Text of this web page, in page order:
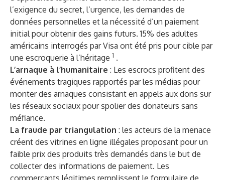
l’exigence du secret, l’urgence, les demandes de
données personnelles et la nécessité d’un paiement
initial pour obtenir des gains futurs. 15% des adultes
américains interrogés par Visa ont été pris pour cible par
une escroquerie à l’héritage 1 .
L’arnaque à l’humanitaire : Les escrocs profitent des
événements tragiques rapportés par les médias pour
monter des arnaques consistant en appels aux dons sur
les réseaux sociaux pour spolier des donateurs sans
méfiance.
La fraude par triangulation : les acteurs de la menace
créent des vitrines en ligne illégales proposant pour un
faible prix des produits très demandés dans le but de
collecter des informations de paiement. Les
commerçants légitimes remplissent le formulaire de